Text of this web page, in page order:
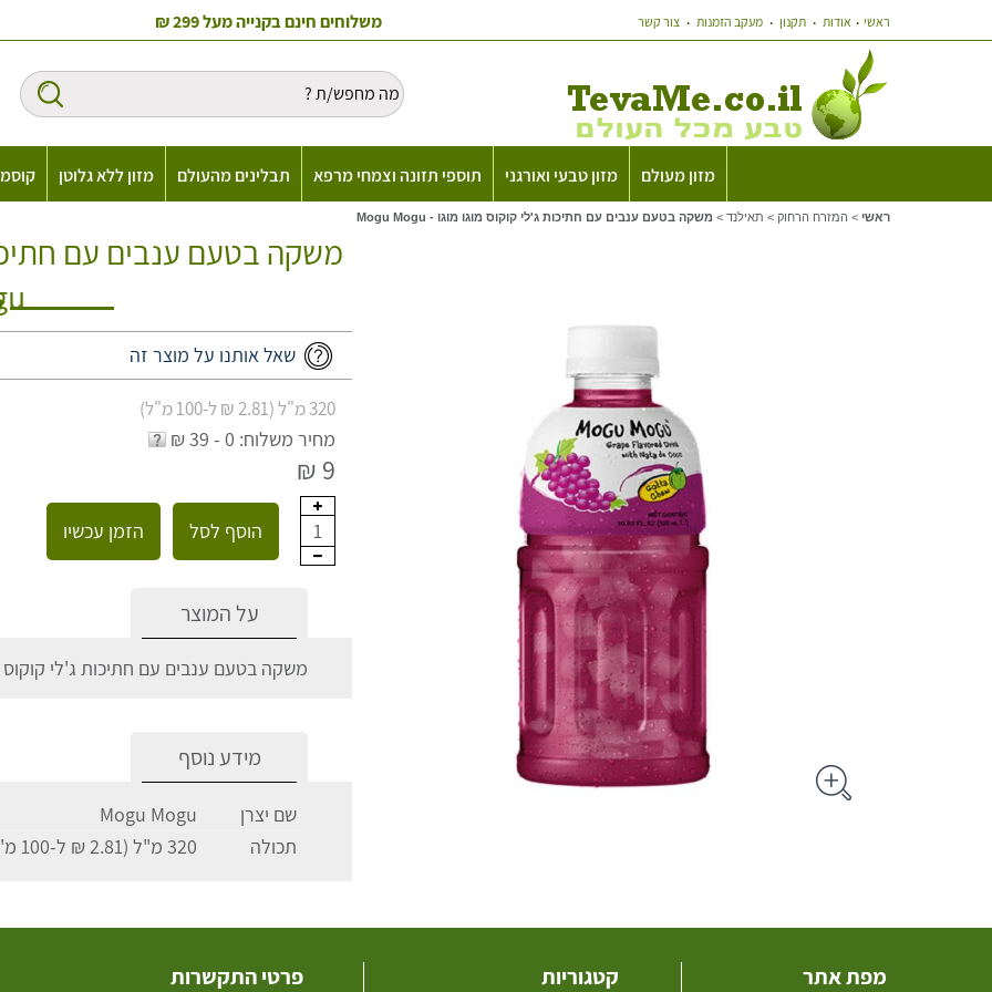
ראשי אודות תקנון מעקב הזמנות צור קשר משלוחים חינם בקנייה מעל 299 ₪
מזון מעולם מזון טבעי ואורגני תוספי תזונה וצמחי מרפא תבלינים מהעולם מזון ללא גלוטן
ראשי > המזרח הרחוק > תאילנד > משקה בטעם ענבים עם חתיכות ג'לי קוקוס מוגו מוגו - Mogu Mogu
שאל אותנו על מוצר זה
320 מ"ל (2.81 ₪ ל-100 מ"ל)
מחיר משלוח: 0 - 39 ₪
9 ₪
1 הוסף לסל הזמן עכשיו
על המוצר
משקה בטעם ענבים עם חתיכות ג'לי קוקוס
מידע נוסף
שם יצרן
Mogu Mogu
תכולה
320 מ"ל (2.81 ₪ ל-100 מ"ל)
מפת אתר קטגוריות פרטי התקשרות